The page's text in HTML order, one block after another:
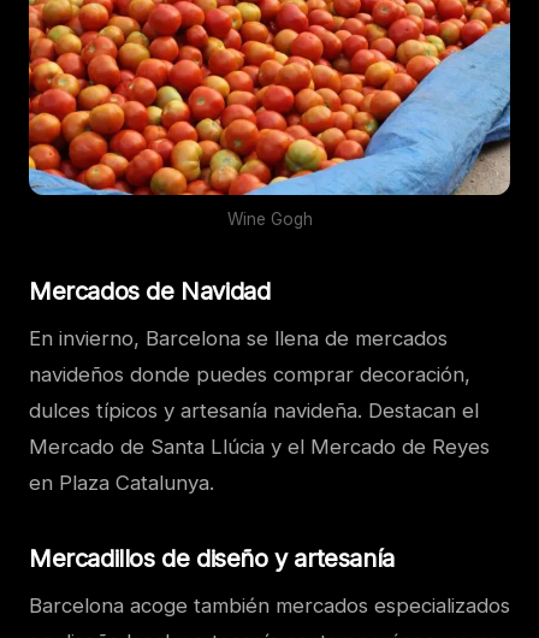
Wine Gogh
Mercados de Navidad
En invierno, Barcelona se llena de mercados
navideños donde puedes comprar decoración,
dulces típicos y artesanía navideña. Destacan el
Mercado de Santa Llúcia y el Mercado de Reyes
en Plaza Catalunya.
Mercadillos de diseño y artesanía
Barcelona acoge también mercados especializados